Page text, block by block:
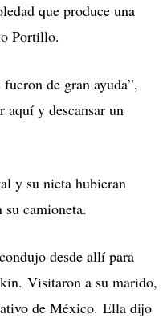
que produce una
Portillo.
de gran ayuda”,
y descansar un
y su nieta hubieran
su camioneta.
desde allí para
Visitaron a su marido,
de México. Ella dijo